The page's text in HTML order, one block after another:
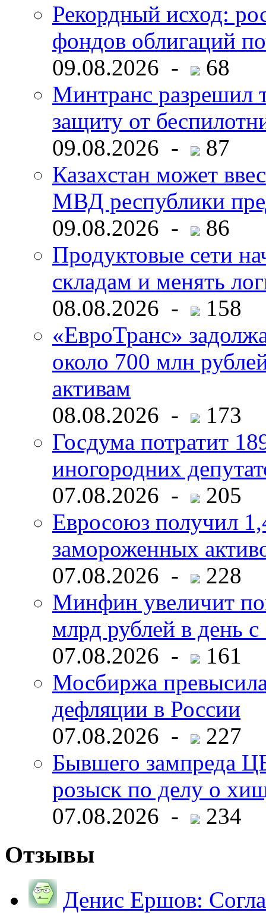
Рекордный исход:
фондов облигаций
09.08.2026 -
68
Минтранс разрешил
защиту от
09.08.2026 -
87
Казахстан может
МВД республики
09.08.2026 -
86
Продуктовые сети
складам и менять
08.08.2026 -
158
«ЕвроТранс»
около 700 млн
активам
08.08.2026 -
173
Госдума потратит
иногородних
07.08.2026 -
205
Евросоюз получил
замороженных
07.08.2026 -
228
Минфин увеличит
млрд рублей в день с
07.08.2026 -
161
Мосбиржа
дефляции в России
07.08.2026 -
227
Бывшего зампреда
розыск по делу о
07.08.2026 -
234
Отзывы
Денис Ершов: